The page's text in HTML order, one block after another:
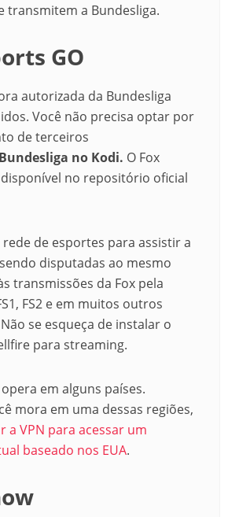
transmitem a Bundesliga.
GO
autorizada da Bundesliga
Você não precisa optar por
de terceiros
Bundesliga no Kodi. O Fox
no repositório oficial
de esportes para assistir a
disputadas ao mesmo
transmissões da Fox pela
FS2 e em muitos outros
se esqueça de instalar o
para streaming.
em alguns países.
mora em uma dessas regiões,
a VPN para acessar um
baseado nos EUA.